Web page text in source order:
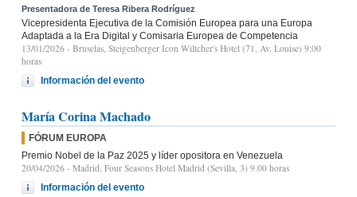
Presentadora de Teresa Ribera Rodríguez
Vicepresidenta Ejecutiva de la Comisión Europea para una Europa
Adaptada a la Era Digital y Comisaria Europea de Competencia
13/01/2026 - Bruselas, Steigenberger Icon Wiltcher's Hotel (71, Av. Louise) 9:00
horas
Información del evento
María Corina Machado
FÓRUM EUROPA
Premio Nobel de la Paz 2025 y líder opositora en Venezuela
20/04/2026 - Madrid, Four Seasons Hotel Madrid (Sevilla, 3) 9.00 horas
Información del evento